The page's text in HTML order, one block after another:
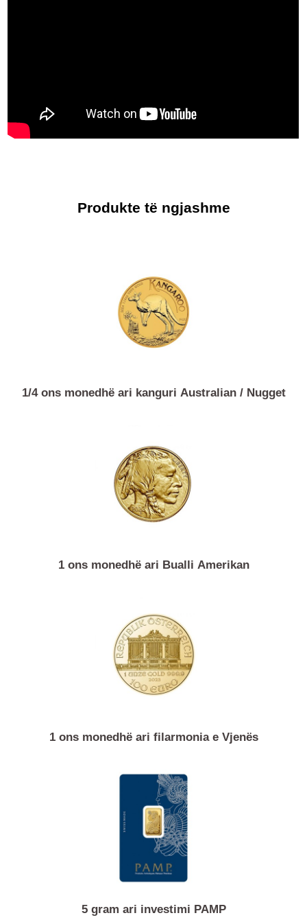
Produkte të ngjashme
1/4 ons monedhë ari kanguri Australian / Nugget
1 ons monedhë ari Bualli Amerikan
1 ons monedhë ari filarmonia e Vjenës